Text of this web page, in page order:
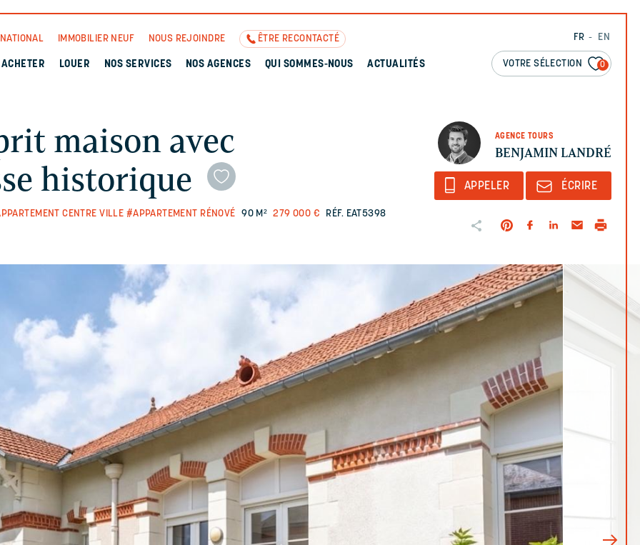
FR EN
VOTRE SÉLECTION 0
IMMOBILIER NEUF NOUS REJOINDRE ÊTRE RECONTACTÉ
ACHETER LOUER NOS SERVICES NOS AGENCES QUI SOMMES-NOUS ACTUALITÉS
AGENCE TOURS
BENJAMIN LANDRÉ
maison avec
historique
CENTRE VILLE #APPARTEMENT RÉNOVÉ 90 M² 279 000 € RÉF. EAT5398
APPELER ÉCRIRE